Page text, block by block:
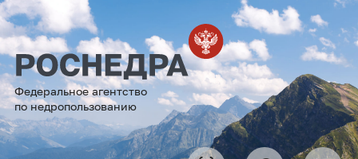
Федеральное агентство
по недропользованию